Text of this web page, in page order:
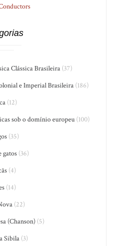
Clássica Brasileira (37)
e Imperial Brasileira (186)
(12)
sob o domínio europeu(100)
(35)
gatos (36)
(4)
(14)
(22)
(Chanson)(5)
Sibila(3)